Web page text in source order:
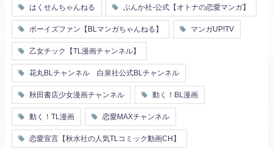
はくせんちゃんねる ぶんか社-公式【オトナの恋愛マンガ】
ボーイズファン【BLマンガちゃんねる】 マンガUP!TV
乙女チック【TL漫画チャンネル】
花丸BLチャンネル 白泉社公式BLチャンネル
秋田書店少女漫画チャンネル 動く！BL漫画
動く！TL漫画 恋愛MAXチャンネル
恋愛宣言【秋水社の人気TLコミック動画CH】